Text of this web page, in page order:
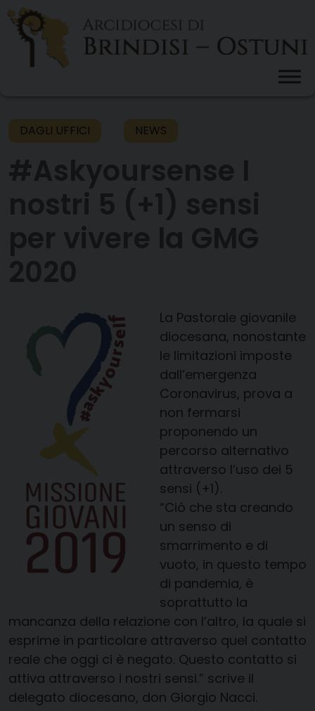
Skip
content
DAGLI UFFICI NEWS
La Pastorale giovanile
diocesana, nonostante
le limitazioni imposte
dall’emergenza
Coronavirus, prova a
non fermarsi
proponendo un
percorso alternativo
attraverso l’uso dei 5
sensi (+1).
“Ció che sta creando
un senso di
smarrimento e di
vuoto, in questo tempo
di pandemia, è
soprattutto la
mancanza della relazione con l’altro, la quale si
esprime in particolare attraverso quel contatto
reale che oggi ci è negato. Questo contatto si
attiva attraverso i nostri sensi.” scrive il
delegato diocesano, don Giorgio Nacci.